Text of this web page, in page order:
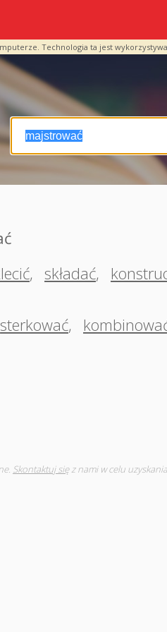
Technologia ta jest
, składać,
,
Skontaktuj sięz nami w celu